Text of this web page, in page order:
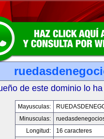
de este dominio lo
Mayusculas:
Minusculas:
Longitud:
16 caracteres